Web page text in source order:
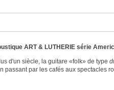
ART & LUTHERIE série
d'un siècle, la guitare «folk» de type
passant par les cafés aux spectacles